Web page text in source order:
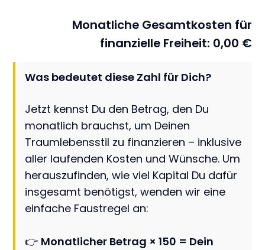
Monatliche Gesamtkosten für
finanzielle Freiheit: 0,00 €
Was bedeutet diese Zahl für Dich?
Jetzt kennst Du den Betrag, den Du
monatlich brauchst, um Deinen
Traumlebensstil zu finanzieren – inklusive
aller laufenden Kosten und Wünsche. Um
herauszufinden, wie viel Kapital Du dafür
insgesamt benötigst, wenden wir eine
einfache Faustregel an:
👉 Monatlicher Betrag × 150 = Dein